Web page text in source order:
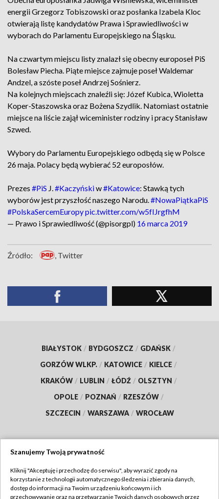
energii Grzegorz Tobiszowski oraz posłanka Izabela Kloc
otwierają listę kandydatów Prawa i Sprawiedliwości w
wyborach do Parlamentu Europejskiego na Śląsku.
Na czwartym miejscu listy znalazł się obecny europoseł PiS
Bolesław Piecha. Piąte miejsce zajmuje poseł Waldemar
Andzel, a szóste poseł Andrzej Sośnierz.
Na kolejnych miejscach znaleźli się: Józef Kubica, Wioletta
Koper-Staszowska oraz Bożena Szydlik. Natomiast ostatnie
miejsce na liście zajął wiceminister rodziny i pracy Stanisław
Szwed.
Wybory do Parlamentu Europejskiego odbędą się w Polsce
26 maja. Polacy będą wybierać 52 europosłów.
Prezes #PiS J.#Kaczyńskiw#Katowice: Stawką tych
wyborów jest przyszłość naszego Narodu.#NowaPiątkaPiS
#PolskaSercemEuropypic.twitter.com/w5fIJrgfhM
— Prawo i Sprawiedliwość (@pisorgpl) 16 marca 2019
Źródło: , Twitter
BIAŁYSTOK / BYDGOSZCZ / GDAŃSK /
GORZÓW WLKP. / KATOWICE / KIELCE /
KRAKÓW / LUBLIN / ŁÓDŹ / OLSZTYN /
OPOLE / POZNAŃ / RZESZÓW /
SZCZECIN / WARSZAWA / WROCŁAW
TVP
Szanujemy Twoją prywatność
Kliknij "Akceptuję i przechodzę do serwisu", aby wyrazić zgody na
korzystanie z technologii automatycznego śledzenia i zbierania danych,
dostęp do informacji na Twoim urządzeniu końcowym i ich
przechowywanie oraz na przetwarzanie Twoich danych osobowych przez